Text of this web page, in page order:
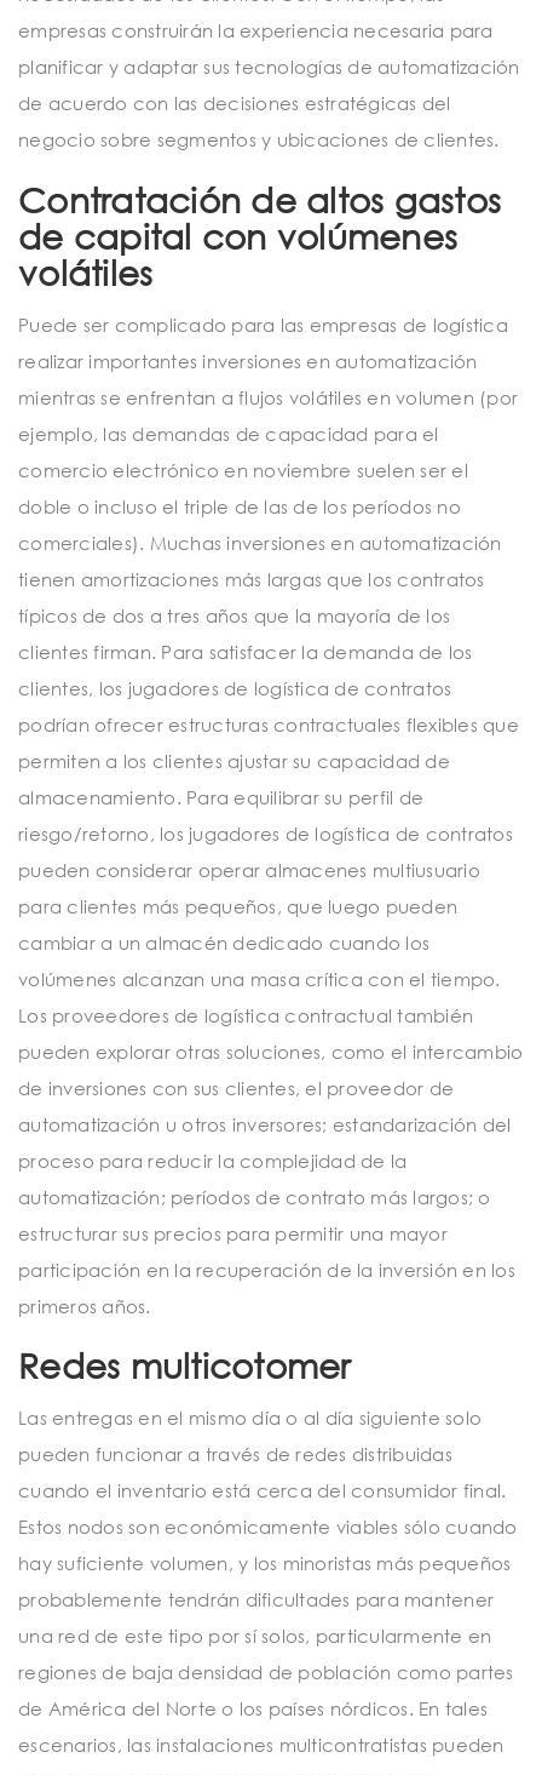
empresas construirán la experiencia necesaria para
planificar y adaptar sus tecnologías de automatización
de acuerdo con las decisiones estratégicas del
negocio sobre segmentos y ubicaciones de clientes.
Contratación de altos gastos
de capital con volúmenes
volátiles
Puede ser complicado para las empresas de logística
realizar importantes inversiones en automatización
mientras se enfrentan a flujos volátiles en volumen (por
ejemplo, las demandas de capacidad para el
comercio electrónico en noviembre suelen ser el
doble o incluso el triple de las de los períodos no
comerciales). Muchas inversiones en automatización
tienen amortizaciones más largas que los contratos
típicos de dos a tres años que la mayoría de los
clientes firman. Para satisfacer la demanda de los
clientes, los jugadores de logística de contratos
podrían ofrecer estructuras contractuales flexibles que
permiten a los clientes ajustar su capacidad de
almacenamiento. Para equilibrar su perfil de
riesgo/retorno, los jugadores de logística de contratos
pueden considerar operar almacenes multiusuario
para clientes más pequeños, que luego pueden
cambiar a un almacén dedicado cuando los
volúmenes alcanzan una masa crítica con el tiempo.
Los proveedores de logística contractual también
pueden explorar otras soluciones, como el intercambio
de inversiones con sus clientes, el proveedor de
automatización u otros inversores; estandarización del
proceso para reducir la complejidad de la
automatización; períodos de contrato más largos; o
estructurar sus precios para permitir una mayor
participación en la recuperación de la inversión en los
primeros años.
Redes multicotomer
Las entregas en el mismo día o al día siguiente solo
pueden funcionar a través de redes distribuidas
cuando el inventario está cerca del consumidor final.
Estos nodos son económicamente viables sólo cuando
hay suficiente volumen, y los minoristas más pequeños
probablemente tendrán dificultades para mantener
una red de este tipo por sí solos, particularmente en
regiones de baja densidad de población como partes
de América del Norte o los países nórdicos. En tales
escenarios, las instalaciones multicontratistas pueden